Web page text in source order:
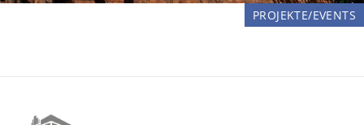
PROJEKTE/EVENTS